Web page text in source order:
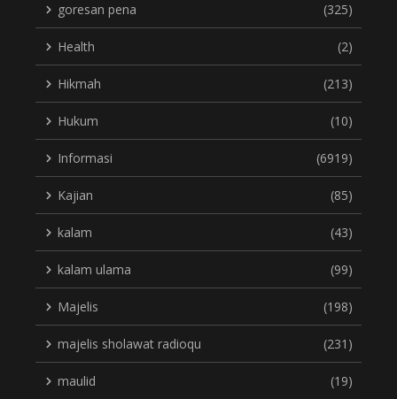
goresan pena (325)
Health (2)
Hikmah (213)
Hukum (10)
Informasi (6919)
Kajian (85)
kalam (43)
kalam ulama (99)
Majelis (198)
majelis sholawat radioqu (231)
maulid (19)